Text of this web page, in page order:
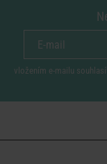
vložením e-mailu